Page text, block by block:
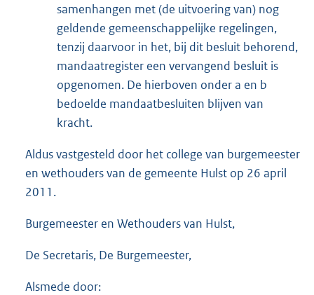
samenhangen met (de uitvoering van) nog
geldende gemeenschappelijke regelingen,
tenzij daarvoor in het, bij dit besluit behorend,
mandaatregister een vervangend besluit is
opgenomen. De hierboven onder a en b
bedoelde mandaatbesluiten blijven van
kracht.
Aldus vastgesteld door het college van burgemeester
en wethouders van de gemeente Hulst op 26 april
2011.
Burgemeester en Wethouders van Hulst,
De Secretaris, De Burgemeester,
Alsmede door: